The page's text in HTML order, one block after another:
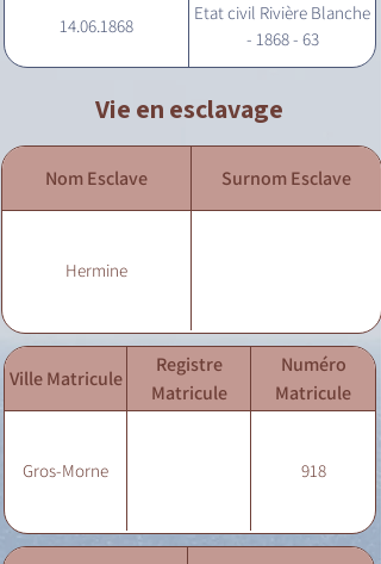
14.06.1868
Etat civil Rivière Blanche
- 1868 - 63
Vie en esclavage
Nom Esclave Surnom Esclave
Hermine
Ville Matricule
Registre
Matricule
Numéro
Matricule
Gros-Morne 918